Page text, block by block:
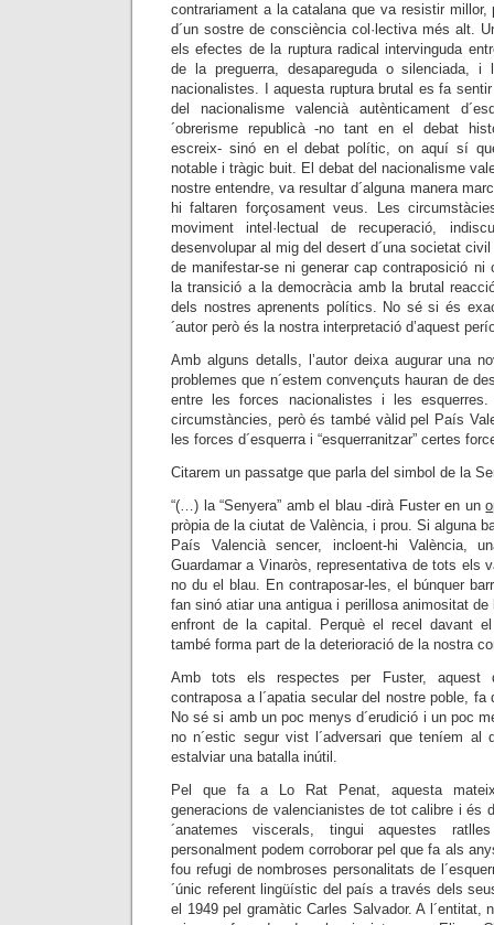
contrariament a la catalana que va resistir millor,
d´un sostre de consciència col·lectiva més alt.
els efectes de la ruptura radical intervinguda
de la preguerra, desapareguda o silenciada, i
nacionalistes. I aquesta ruptura brutal es fa
del nacionalisme valencià autènticament
´obrerisme republicà -no tant en el debat
escreix- sinó en el debat polític, on aquí sí
notable i tràgic buit. El debat del nacionalisme
nostre entendre, va resultar d´alguna manera
hi faltaren forçosament veus. Les
moviment intel·lectual de recuperació,
desenvolupar al mig del desert d´una societat
de manifestar-se ni generar cap contraposició ni
la transició a la democràcia amb la brutal
dels nostres aprenents polítics. No sé si és
´autor però és la nostra interpretació d’aquest
Amb alguns detalls, l’autor deixa augurar una
problemes que n´estem convençuts hauran de
entre les forces nacionalistes i les
circumstàncies, però és també vàlid pel País
les forces d´esquerra i “esquerranitzar” certes
Citarem un passatge que parla del simbol de la
“(…) la “Senyera” amb el blau -dirà Fuster en un
pròpia de la ciutat de València, i prou. Si alguna
País Valencià sencer, incloent-hi València,
Guardamar a Vinaròs, representativa de tots els
no du el blau. En contraposar-les, el búnquer
fan sinó atiar una antigua i perillosa animositat
enfront de la capital. Perquè el recel davant el
també forma part de la deterioració de la nostra
Amb tots els respectes per Fuster, aquest
contraposa a l´apatia secular del nostre poble,
No sé si amb un poc menys d´erudició i un poc
no n´estic segur vist l´adversari que teníem al
estalviar una batalla inútil.
Pel que fa a Lo Rat Penat, aquesta
generacions de valencianistes de tot calibre i és
´anatemes viscerals, tingui aquestes
personalment podem corroborar pel que fa als
fou refugi de nombroses personalitats de
´únic referent lingüístic del país a través dels
el 1949 pel gramàtic Carles Salvador. A l´entitat,